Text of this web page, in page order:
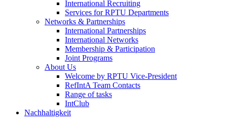
International Recruiting
Services for RPTU Departments
Networks & Partnerships
International Partnerships
International Networks
Membership & Participation
Joint Programs
About Us
Welcome by RPTU Vice-President
RefIntA Team Contacts
Range of tasks
IntClub
Nachhaltigkeit